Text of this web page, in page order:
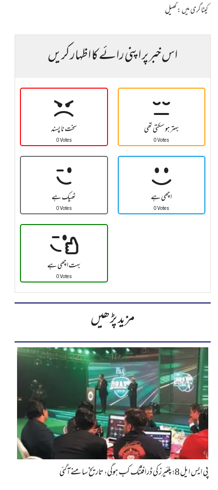
کیٹاگری میں :کھیل
اس خبر پر اپنی رائے کا اظہار کریں
سخت نا پسند
0 Votes
بہتر ہو سکتی تھی
0 Votes
ٹھیک ہے
0 Votes
اچھی ہے
0 Votes
بہت اچھی ہے
0 Votes
مزید پڑھیں
پی ایس ایل 8؛ پلئیرز کی ڈرافٹنگ کب ہوگی، تاریخ سامنے آگئی